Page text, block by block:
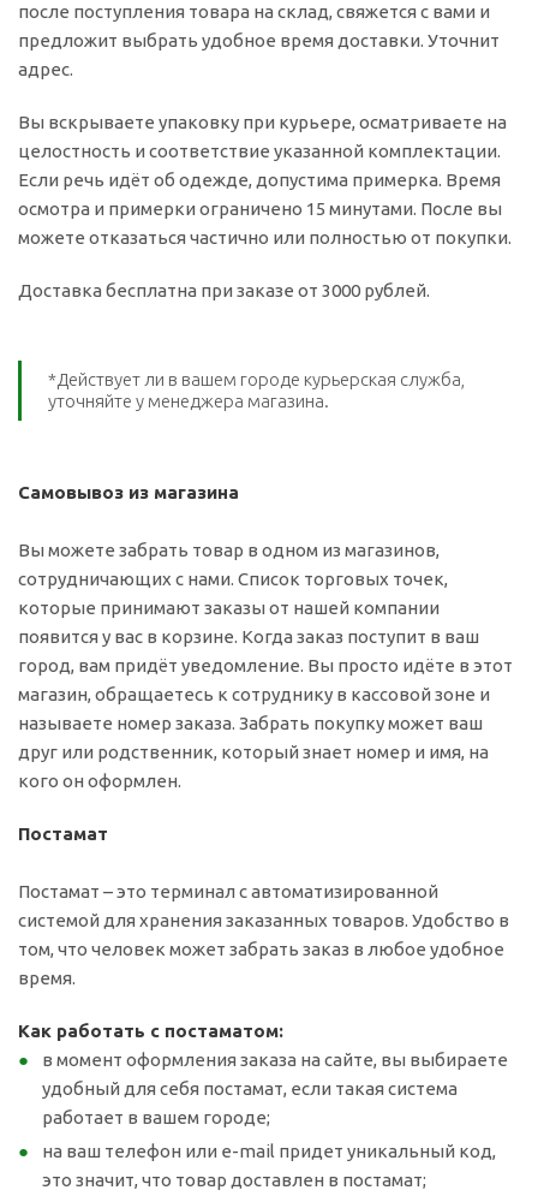
после поступления товара на склад, свяжется с вами и
предложит выбрать удобное время доставки. Уточнит
адрес.
Вы вскрываете упаковку при курьере, осматриваете на
целостность и соответствие указанной комплектации.
Если речь идёт об одежде, допустима примерка. Время
осмотра и примерки ограничено 15 минутами. После вы
можете отказаться частично или полностью от покупки.
Доставка бесплатна при заказе от 3000 рублей.
*Действует ли в вашем городе курьерская служба,
уточняйте у менеджера магазина.
Самовывоз из магазина
Вы можете забрать товар в одном из магазинов,
сотрудничающих с нами. Список торговых точек,
которые принимают заказы от нашей компании
появится у вас в корзине. Когда заказ поступит в ваш
город, вам придёт уведомление. Вы просто идёте в этот
магазин, обращаетесь к сотруднику в кассовой зоне и
называете номер заказа. Забрать покупку может ваш
друг или родственник, который знает номер и имя, на
кого он оформлен.
Постамат
Постамат – это терминал с автоматизированной
системой для хранения заказанных товаров. Удобство в
том, что человек может забрать заказ в любое удобное
время.
Как работать с постаматом:
в момент оформления заказа на сайте, вы выбираете
удобный для себя постамат, если такая система
работает в вашем городе;
на ваш телефон или e-mail придет уникальный код,
это значит, что товар доставлен в постамат;